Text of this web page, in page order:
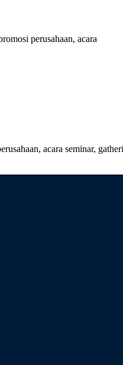
perusahaan, acara
acara seminar,